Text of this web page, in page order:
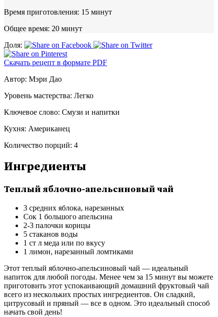
Время приготовления: 15 минут
Общее время: 20 минут
Доля:
Скачать рецепт в формате PDF
Автор: Мэри Дао
Уровень мастерства: Легко
Ключевое слово: Смузи и напитки
Кухня: Американец
Количество порций: 4
Ингредиенты
Теплый яблочно-апельсиновый чай
3 средних яблока, нарезанных
Сок 1 большого апельсина
2-3 палочки корицы
5 стаканов воды
1 ст л меда или по вкусу
1 лимон, нарезанный ломтиками
Этот теплый яблочно-апельсиновый чай — идеальный
напиток для любой погоды. Менее чем за 15 минут вы можете
приготовить этот успокаивающий домашний фруктовый чай
всего из нескольких простых ингредиентов. Он сладкий,
цитрусовый и пряный — все в одном. Это идеальный способ
начать свой день!